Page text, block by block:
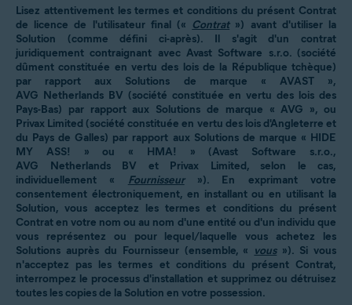
Lisez attentivement les termes et conditions du présent Contrat
de licence de l'utilisateur final (« Contrat») avant d'utiliser la
Solution (comme défini ci-après). Il s'agit d'un contrat
juridiquement contraignant avec Avast Software s.r.o. (société
dûment constituée en vertu des lois de la République tchèque)
par rapport aux Solutions de marque « AVAST »,
AVG Netherlands BV (société constituée en vertu des lois des
Pays-Bas) par rapport aux Solutions de marque « AVG », ou
Privax Limited (société constituée en vertu des lois d'Angleterre et
du Pays de Galles) par rapport aux Solutions de marque « HIDE
MY ASS! » ou « HMA! » (Avast Software s.r.o.,
AVG Netherlands BV et Privax Limited, selon le cas,
individuellement « Fournisseur»). En exprimant votre
consentement électroniquement, en installant ou en utilisant la
Solution, vous acceptez les termes et conditions du présent
Contrat en votre nom ou au nom d'une entité ou d'un individu que
vous représentez ou pour lequel/laquelle vous achetez les
Solutions auprès du Fournisseur (ensemble, « vous»). Si vous
n'acceptez pas les termes et conditions du présent Contrat,
interrompez le processus d'installation et supprimez ou détruisez
toutes les copies de la Solution en votre possession.